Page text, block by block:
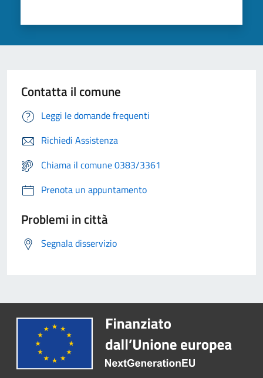
Contatta il comune
Leggi le domande frequenti
Richiedi Assistenza
Chiama il comune 0383/3361
Prenota un appuntamento
Problemi in città
Segnala disservizio